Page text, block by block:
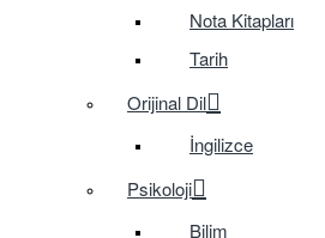
Nota Kitapları
Tarih
Orijinal Dil
İngilizce
Psikoloji
Bilim